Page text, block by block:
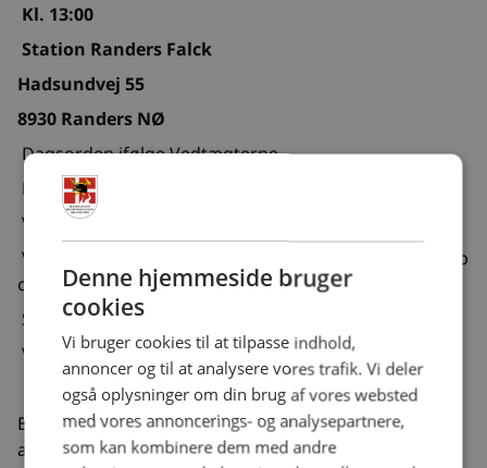
Kl. 13:00
Station Randers Falck
Hadsundvej 55
8930 Randers NØ
Dagsorden ifølge Vedtægterne
På valg er følgende:
Valg af formand – Jan Hammer – (modtager genvalg)
Valg af kasserer – generationsskifte – (Martin Hostrup
opstiller)
Suppleant
Valg af revisor
Endvidere skal der inden generalforsamlingen
afholdes valg af følgende;
Denne hjemmeside bruger
cookies
Vi bruger cookies til at tilpasse indhold,
annoncer og til at analysere vores trafik. Vi deler
også oplysninger om din brug af vores websted
med vores annoncerings- og analysepartnere,
som kan kombinere dem med andre